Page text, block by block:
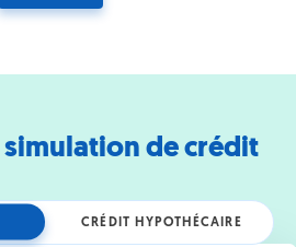
simulation de crédit
CRÉDIT HYPOTHÉCAIRE